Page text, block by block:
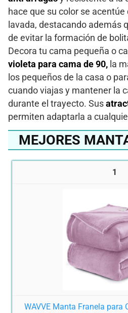
hace que su color se
lavada, destacando además
de evitar la formación de
Decora tu cama pequeña o
violeta para cama de 90, la
los pequeños de la casa o
cuando viajas y mantener la
durante el trayecto. Sus
permiten adaptarla a
MEJORES
1
WAVVE Manta Franela para